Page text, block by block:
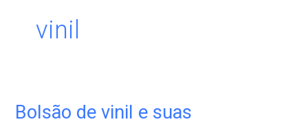
vinil
Bolsão de vinil e suas
Bolsão